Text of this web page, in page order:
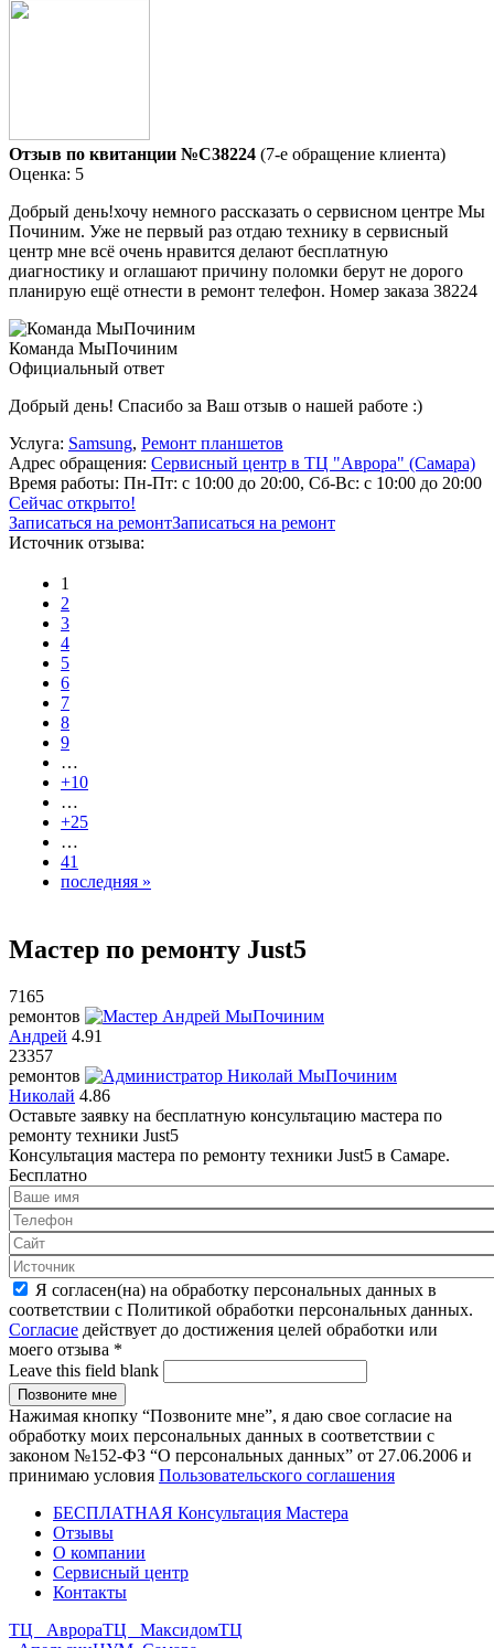
Отзыв по квитанции №C38224 (7-е обращение клиента)
Оценка: 5
Добрый день!хочу немного рассказать о сервисном центре Мы
Починим. Уже не первый раз отдаю технику в сервисный
центр мне всё очень нравится делают бесплатную
диагностику и оглашают причину поломки берут не дорого
планирую ещё отнести в ремонт телефон. Номер заказа 38224
Команда МыПочиним
Официальный ответ
Добрый день! Спасибо за Ваш отзыв о нашей работе :)
Услуга: Samsung, Ремонт планшетов
Адрес обращения: Сервисный центр в ТЦ "Аврора" (Самара)
Время работы: Пн-Пт: с 10:00 до 20:00, Сб-Вс: с 10:00 до 20:00
Сейчас открыто!
Записаться на ремонтЗаписаться на ремонт
Источник отзыва:
1
2
3
4
5
6
7
8
9
…
+10
…
+25
…
41
последняя »
Мастер по ремонту Just5
7165
ремонтов
Андрей 4.91
23357
ремонтов
Николай 4.86
Оставьте заявку на бесплатную консультацию мастера по
ремонту техники Just5
Консультация мастера по ремонту техники Just5 в Самаре.
Бесплатно
Я согласен(на) на обработку персональных данных в
соответствии с Политикой обработки персональных данных.
Согласие действует до достижения целей обработки или
моего отзыва *
Leave this field blank
Нажимая кнопку “Позвоните мне”, я даю свое согласие на
обработку моих персональных данных в соответствии с
законом №152-ФЗ “О персональных данных” от 27.06.2006 и
принимаю условия Пользовательского соглашения
БЕСПЛАТНАЯ Консультация Мастера
Отзывы
О компании
Сервисный центр
Контакты
ТЦ АврораТЦ МаксидомТЦ